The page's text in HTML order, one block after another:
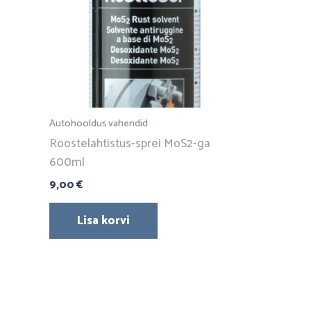
Autohooldus vahendid
Roostelahtistus-sprei MoS2-ga
600ml
9,00€
Lisa korvi